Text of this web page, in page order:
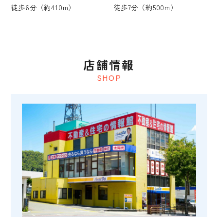
徒歩6分（約410m）
徒歩7分（約500m）
SHOP
店舗情報